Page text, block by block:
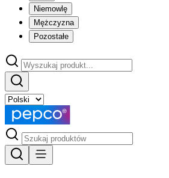
Niemowlę
Mężczyzna
Pozostałe